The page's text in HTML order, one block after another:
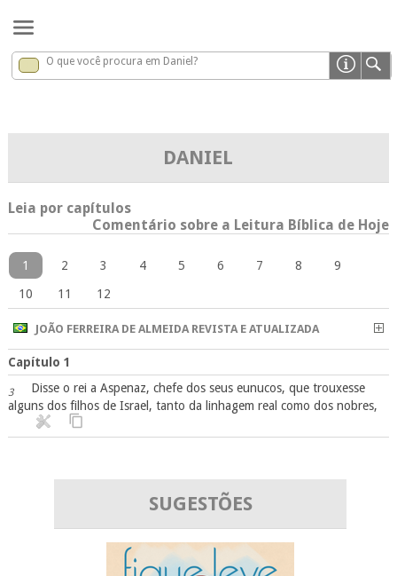
Daniel x
O que você procura em Daniel?
DANIEL
Leia por capítulos
Comentário sobre a Leitura Bíblica de Hoje
1 2 3 4 5 6 7 8
9
10
11 12
JOÃO FERREIRA DE ALMEIDA REVISTA E ATUALIZADA
Capítulo 1
3
Disse o rei a Aspenaz, chefe dos seus eunucos, que trouxesse
alguns dos filhos de Israel, tanto da linhagem real como dos nobres,
SUGESTÕES